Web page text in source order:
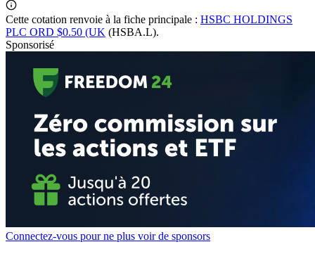
Cette cotation renvoie à la fiche principale : HSBC HOLDINGS
PLC ORD $0.50 (UK (HSBA.L).
Sponsorisé
Connectez-vous pour ne plus voir de sponsors